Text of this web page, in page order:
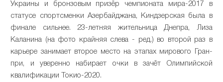
Украины и бронзовым призёр чемпионата мира-2017 в
статусе спортсменки Азербайджана, Киндзерская была в
финале сильнее. 23-летняя жительница Днепра, Лиза
Каланина (на фото крайняя слева - ред.) во второй раз в
карьере занимает второе место на этапах мирового Гран-
при, и уверенно набирает очки в зачёт Олимпийской
квалификации Токио-2020.